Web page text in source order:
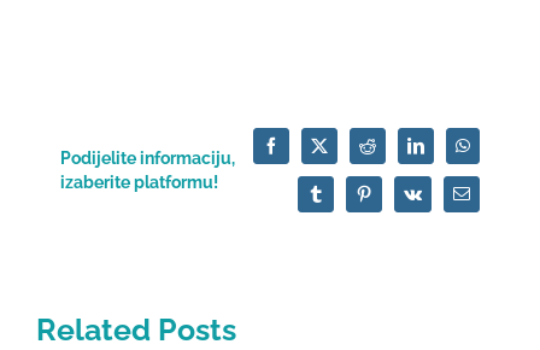
Podijelite informaciju,
izaberite platformu!
Facebook
X Reddit LinkedInWhatsApp
TumblrPinterest
Vk Email
Related Posts